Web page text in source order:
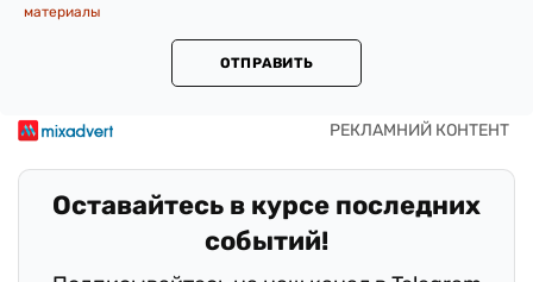
материалы
ОТПРАВИТЬ
Оставайтесь в курсе последних
событий!